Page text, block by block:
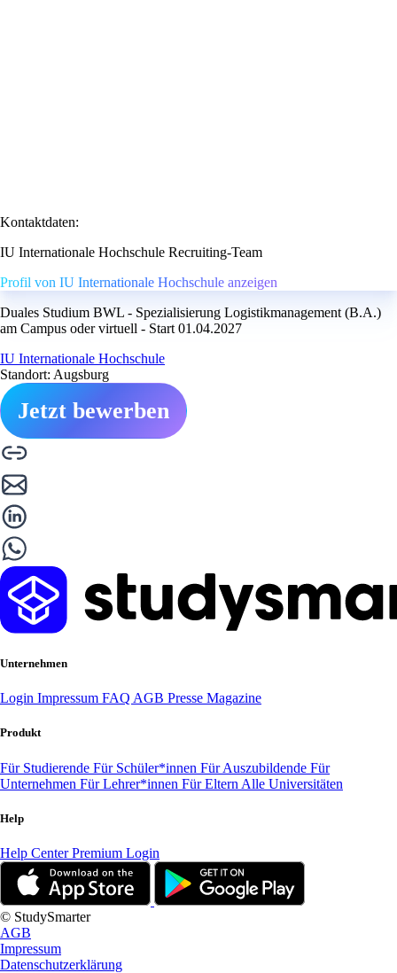
Kontaktdaten:
IU Internationale Hochschule Recruiting-Team
Profil von IU Internationale Hochschule anzeigen
Duales Studium BWL - Spezialisierung Logistikmanagement (B.A.)
am Campus oder virtuell - Start 01.04.2027
IU Internationale Hochschule
Standort: Augsburg
Jetzt bewerben
Unternehmen
Login Impressum FAQ AGB Presse Magazine
Produkt
Für Studierende Für Schüler*innen Für Auszubildende Für
Unternehmen Für Lehrer*innen Für Eltern Alle Universitäten
Help
Help CenterPremium Login
© StudySmarter
AGB
Impressum
Datenschutzerklärung